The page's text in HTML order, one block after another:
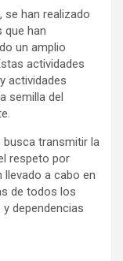
se han realizado
que han
un amplio
actividades
actividades
semilla del
busca transmitir la
respeto por
a cabo en
de todos los
dependencias